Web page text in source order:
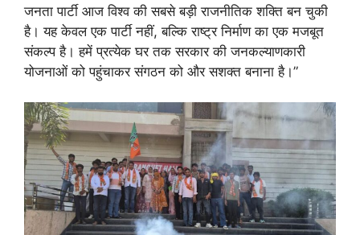
जनता पार्टी आज विश्व की सबसे बड़ी राजनीतिक शक्ति बन चुकी
है। यह केवल एक पार्टी नहीं, बल्कि राष्ट्र निर्माण का एक मजबूत
संकल्प है। हमें प्रत्येक घर तक सरकार की जनकल्याणकारी
योजनाओं को पहुंचाकर संगठन को और सशक्त बनाना है।”